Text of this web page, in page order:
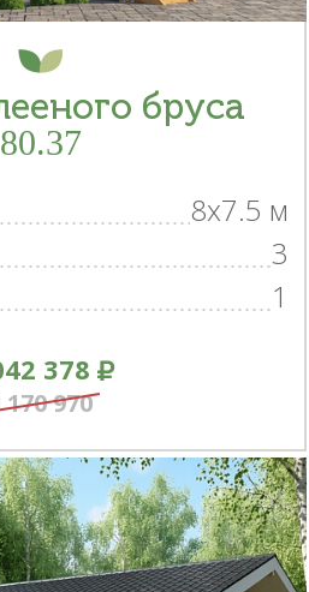
бруса
80.37
8x7.5 м
3
1
378
170 970